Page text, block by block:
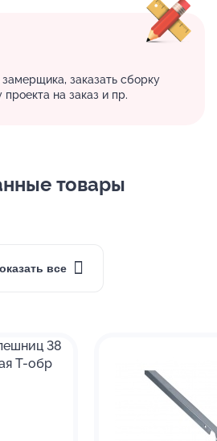
заказать сборку
на заказ и пр.
товары
все